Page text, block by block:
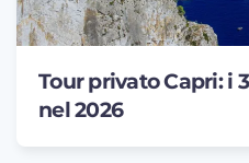
Tour privato Capri: i
nel 2026